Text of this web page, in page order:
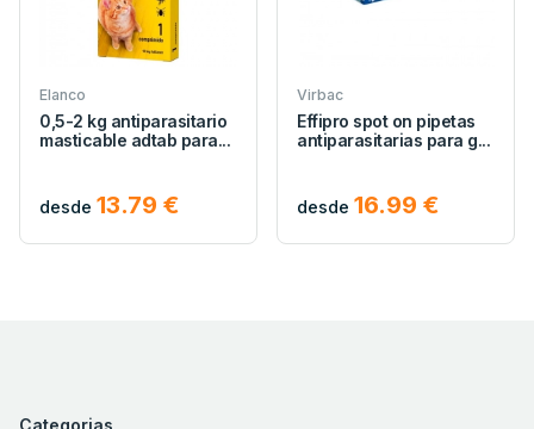
Elanco
0,5-2 kg antiparasitario
masticable adtab para...
desde 13.79 €
Virbac
Effipro spot on pipetas
antiparasitarias para g...
desde 16.99 €
Categorias